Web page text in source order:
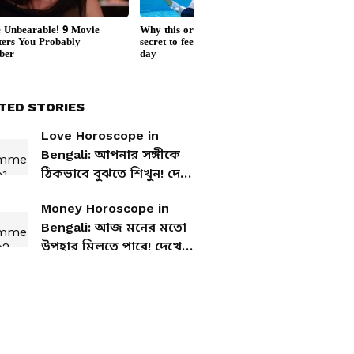
STORIES
Love Horoscope in
Bengali: আপনার সঙ্গীকে
ঠিকভাবে বুঝতে শিখুন! দেখে
প্রেমের রাশিফল
Money Horoscope in
Bengali: আজ মনের মতো
উপহার মিলতে পারে! দেখে